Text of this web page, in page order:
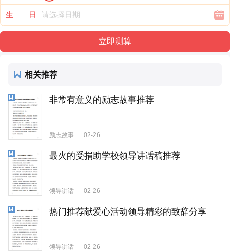
生 日
相关推荐
非常有意义的励志故事推荐
励志故事 02-26
最火的受捐助学校领导讲话稿推荐
领导讲话 02-26
热门推荐献爱心活动领导精彩的致辞分享
领导讲话 02-26